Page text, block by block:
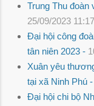
Trung Thu đoàn
25/09/2023 11:17
Đại hội công
tân niên 2023 -
Xuân yêu
tại xã Ninh Phú -
Đại hội chi bộ